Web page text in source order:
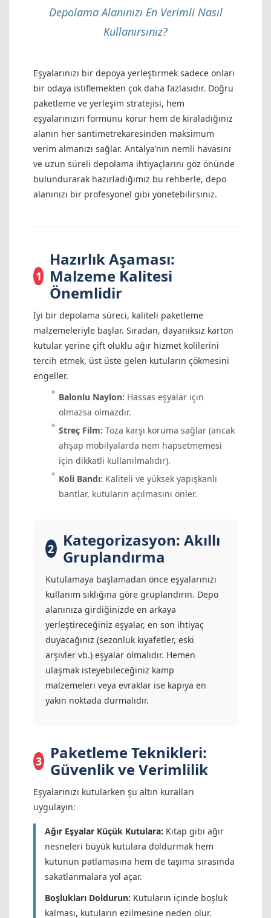
Depolama Alanınızı En Verimli Nasıl
Kullanırsınız?
Eşyalarınızı bir depoya yerleştirmek sadece onları
bir odaya istiflemekten çok daha fazlasıdır. Doğru
paketleme ve yerleşim stratejisi, hem
eşyalarınızın formunu korur hem de kiraladığınız
alanın her santimetrekaresinden maksimum
verim almanızı sağlar. Antalya’nın nemli havasını
ve uzun süreli depolama ihtiyaçlarını göz önünde
bulundurarak hazırladığımız bu rehberle, depo
alanınızı bir profesyonel gibi yönetebilirsiniz.
1
Hazırlık Aşaması:
Malzeme Kalitesi
Önemlidir
İyi bir depolama süreci, kaliteli paketleme
malzemeleriyle başlar. Sıradan, dayanıksız karton
kutular yerine çift oluklu ağır hizmet kolilerini
tercih etmek, üst üste gelen kutuların çökmesini
engeller.
Balonlu Naylon: Hassas eşyalar için
olmazsa olmazdır.
Streç Film: Toza karşı koruma sağlar (ancak
ahşap mobilyalarda nem hapsetmemesi
için dikkatli kullanılmalıdır).
Koli Bandı: Kaliteli ve yüksek yapışkanlı
bantlar, kutuların açılmasını önler.
2
Kategorizasyon: Akıllı
Gruplandırma
Kutulamaya başlamadan önce eşyalarınızı
kullanım sıklığına göre gruplandırın. Depo
alanınıza girdiğinizde en arkaya
yerleştireceğiniz eşyalar, en son ihtiyaç
duyacağınız (sezonluk kıyafetler, eski
arşivler vb.) eşyalar olmalıdır. Hemen
ulaşmak isteyebileceğiniz kamp
malzemeleri veya evraklar ise kapıya en
yakın noktada durmalıdır.
3
Paketleme Teknikleri:
Güvenlik ve Verimlilik
Eşyalarınızı kutularken şu altın kuralları
uygulayın:
Ağır Eşyalar Küçük Kutulara: Kitap gibi ağır
nesneleri büyük kutulara doldurmak hem
kutunun patlamasına hem de taşıma sırasında
sakatlanmalara yol açar.
Boşlukları Doldurun: Kutuların içinde boşluk
kalması, kutuların ezilmesine neden olur.